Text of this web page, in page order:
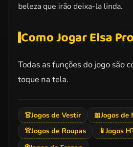
beleza que irão deixa-la linda.
Como Jogar Elsa
Todas as funções do jogo são
toque na tela.
👗Jogos de Vestir 🎀Jogos de
👚Jogos de Roupas 📱 Jogos